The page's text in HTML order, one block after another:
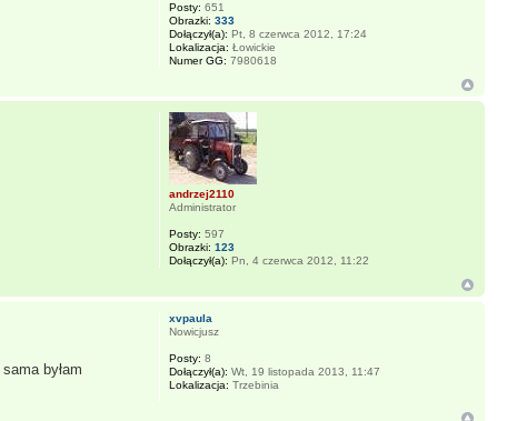
Posty: 651
Obrazki: 333
Dołączył(a): Pt, 8 czerwca 2012, 17:24
Lokalizacja: Łowickie
Numer GG: 7980618
andrzej2110
Administrator
Posty: 597
Obrazki: 123
Dołączył(a): Pn, 4 czerwca 2012, 11:22
, sama byłam
xvpaula
Nowicjusz
Posty: 8
Dołączył(a): Wt, 19 listopada 2013, 11:47
Lokalizacja: Trzebinia